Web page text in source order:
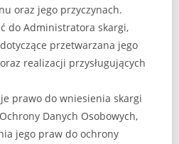
oraz jego przyczynach.
do Administratora skargi,
przetwarzana jego
realizacji przysługujących
prawo do wniesienia skargi
Danych Osobowych,
jego praw do ochrony